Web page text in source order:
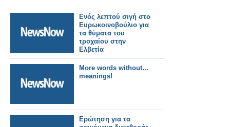
Ενός λεπτού σιγή στο
Ευρωκοινοβούλιο για
τα θύματα του
τροχαίου στην
Ελβετία
More words without…
meanings!
Ερώτηση για τα